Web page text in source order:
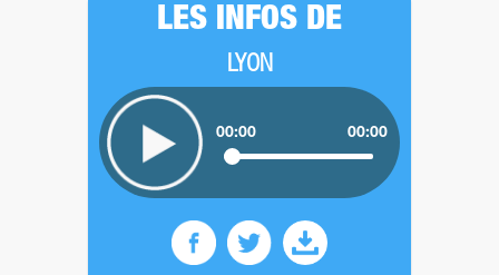
LES INFOS DE
LYON
00:00 00:00